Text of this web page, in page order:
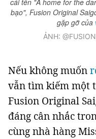
Hotline
0906 645 777
Phó tổng biên tập: Hải
Ủy viên Ban biên tập -
Giấy phép xuất bản số
© 2003-2026 Bản quyền
dưới mọi hình thức nếu
Phát triển bởi ePi
cái tên "A home for the
bạo", Fusion Original
gặp gỡ của
ẢNH:
Nếu không muốn
vẫn tìm kiếm một
Fusion Original
đáng cân nhắc
cùng nhà hàng